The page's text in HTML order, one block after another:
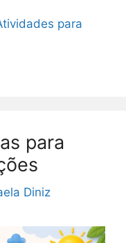
para
para
Diniz